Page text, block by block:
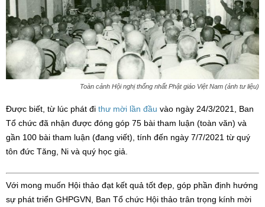
Toàn cảnh Hội nghị thống nhất Phật giáo Việt Nam (ảnh tư liệu)
Được biết, từ lúc phát đi thư mời lần đầu vào ngày 24/3/2021, Ban
Tổ chức đã nhận được đóng góp 75 bài tham luận (toàn văn) và
gần 100 bài tham luận (đang viết), tính đến ngày 7/7/2021 từ quý
tôn đức Tăng, Ni và quý học giả.
Với mong muốn Hội thảo đạt kết quả tốt đẹp, góp phần định hướng
sự phát triển GHPGVN, Ban Tổ chức Hội thảo trân trọng kính mời